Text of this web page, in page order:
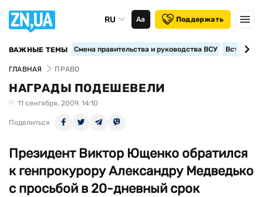
RU Аа Поддержать
ВАЖНЫЕ ТЕМЫ Смена правительства и руководства ВСУ
ГЛАВНАЯ ПРАВО
НАГРАДЫ ПОДЕШЕВЕЛИ
11 сентября, 2009, 14:10
Поделиться
Президент Виктор Ющенко обратился
к генпрокурору Александру Медведько
с просьбой в 20-дневный срок